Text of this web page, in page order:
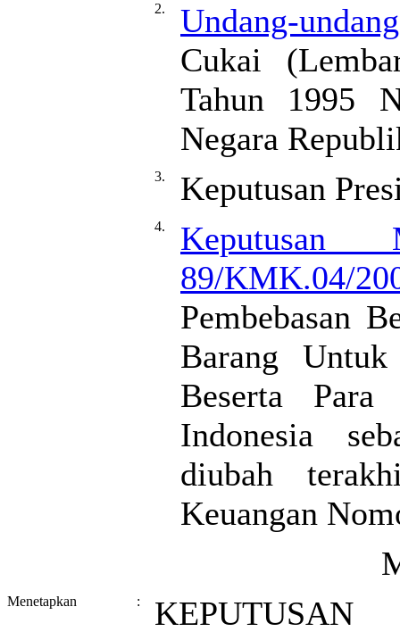
2.
Undang-
Cukai
Tahun 1995
Negara
3. Keputusan
4.
Keputusan
89/KMK.04/
Pembebasan
Barang
Beserta
Indonesia
diubah
Keuangan
Menetapkan :